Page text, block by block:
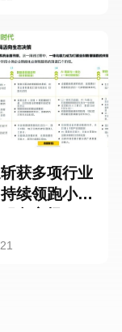
获多项行业
续领跑小微